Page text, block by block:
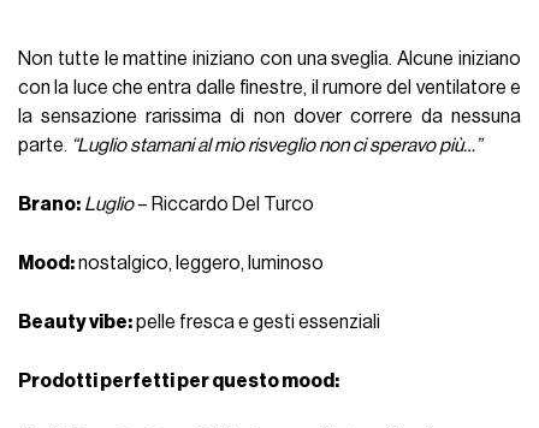
Non tutte le mattine iniziano con una sveglia.Alcune iniziano
con la luce che entra dalle finestre, il rumore del ventilatore e
la sensazione rarissima di non dover correre da nessuna
parte. “Luglio stamani al mio risveglio non ci speravo più…”
Brano: Luglio– Riccardo Del Turco
Mood :nostalgico, leggero, luminoso
Beauty vibe:pelle fresca e gesti essenziali
Prodotti perfetti per questo mood :